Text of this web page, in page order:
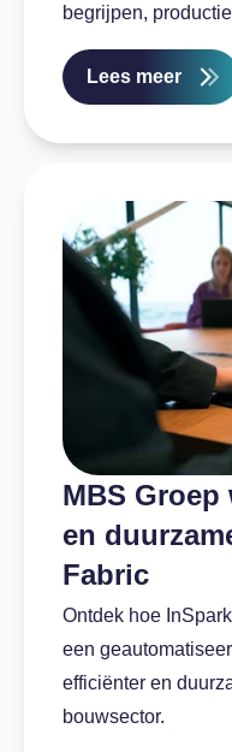
begrijpen,
Lees meer
MBS
en
Fabric
Ontdek hoe
een
efficiënter en
bouwsector.